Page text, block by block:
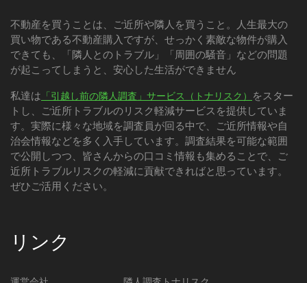
不動産を買うことは、ご近所や隣人を買うこと。人生最大の
買い物である不動産購入ですが、せっかく素敵な物件が購入
できても、「隣人とのトラブル」「周囲の騒音」などの問題
が起こってしまうと、安心した生活ができません
私達は 「引越し前の隣人調査」サービス（トナリスク） をスター
トし、ご近所トラブルのリスク軽減サービスを提供していま
す。実際に様々な地域を調査員が回る中で、ご近所情報や自
治会情報などを多く入手しています。調査結果を可能な範囲
で公開しつつ、皆さんからの口コミ情報も集めることで、ご
近所トラブルリスクの軽減に貢献できればと思っています。
ぜひご活用ください。
リンク